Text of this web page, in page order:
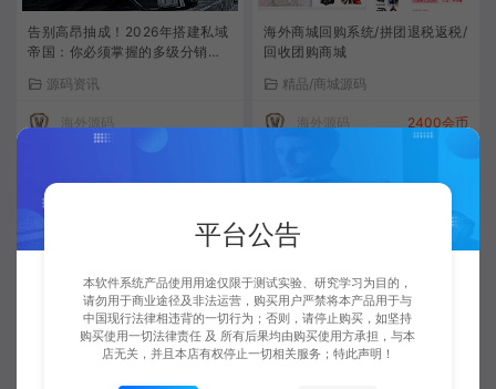
告别高昂抽成！2026年搭建私域
帝国：你必须掌握的多级分销商
源码资讯
海外源码
海外商城回购系统/拼团退税返税/
回收团购商城
精品/商城源码
海外源码 2400会币
萤火商城 v2.1.3 深度解析：unia
pp 端与主商城端源码全解读
Likeshop单商户开源商城：构建
私域电商的完整解决方案
平台公告
本软件系统产品使用用途仅限于测试实验、研究学习为目的，
请勿用于商业途径及非法运营，购买用户严禁将本产品用于与
中国现行法律相违背的一切行为；否则，请停止购买，如坚持
购买使用一切法律责任 及 所有后果均由购买使用方承担，与本
店无关，并且本店有权停止一切相关服务；特此声明！